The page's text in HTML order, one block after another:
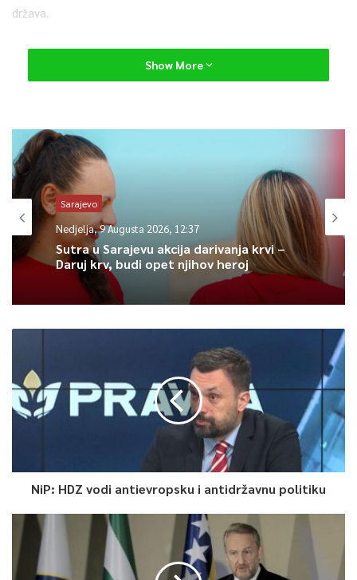
država.
Junak ovogodišnjih igara je Norveški biatlonac Johannes
Thingnes Bo sa osvjenih pet medlja, četiri zlata i jednom
Od šest bosanskohercegovačkih predstavnika u Pekingu najbolji
plasmane zabilježila je 22-godišnja Visočanka Elvedina
Muzaferija, koja je zauzela 25. mjesto u disciplini Super-G i Emir
Lokmić sa 27. mjestom u slalomu.
Na ceremonji svačanog zatvaranja govorit će i predsjednici
Kine i MOK-a Xi Jinping i Thomas Bach, te predsjednik
Organizacionog komiteta Cai Qi.
0
Article Rating
Show More
Sarajevo
Nedjelja, 9 Augusta 2026, 12:37
Sutra u Sarajevu akcija darivanja krvi –
Daruj krv, budi opet njihov heroj
NiP: HDZ vodi antievropsku i antidržavnu politiku